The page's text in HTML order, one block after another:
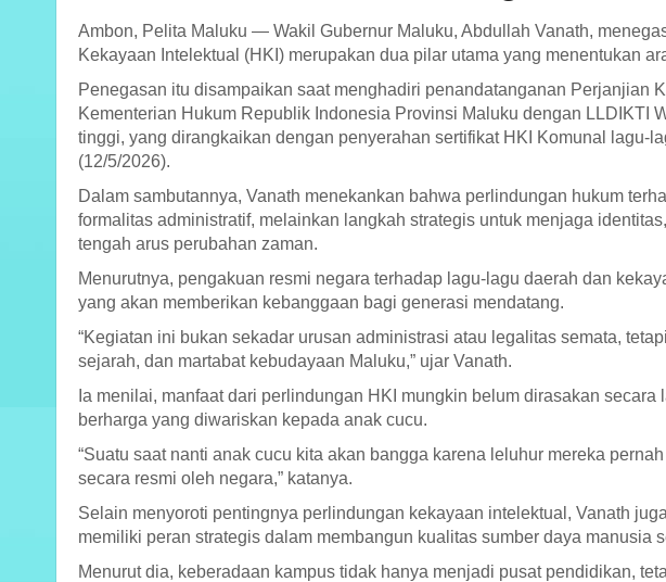
Ambon, Pelita Maluku — Wakil Gubernur Maluku, Abdullah Vanath,
Kekayaan Intelektual (HKI) merupakan dua pilar utama yang menentukan
Penegasan itu disampaikan saat menghadiri penandatanganan Perjanjian
Kementerian Hukum Republik Indonesia Provinsi Maluku dengan LLDIKTI
tinggi, yang dirangkaikan dengan penyerahan sertifikat HKI Komunal lagu-
(12/5/2026).
Dalam sambutannya, Vanath menekankan bahwa perlindungan hukum
formalitas administratif, melainkan langkah strategis untuk menjaga
tengah arus perubahan zaman.
Menurutnya, pengakuan resmi negara terhadap lagu-lagu daerah dan
yang akan memberikan kebanggaan bagi generasi mendatang.
“Kegiatan ini bukan sekadar urusan administrasi atau legalitas semata,
sejarah, dan martabat kebudayaan Maluku,” ujar Vanath.
Ia menilai, manfaat dari perlindungan HKI mungkin belum dirasakan
berharga yang diwariskan kepada anak cucu.
“Suatu saat nanti anak cucu kita akan bangga karena leluhur mereka
secara resmi oleh negara,” katanya.
Selain menyoroti pentingnya perlindungan kekayaan intelektual, Vanath
memiliki peran strategis dalam membangun kualitas sumber daya manusia
Menurut dia, keberadaan kampus tidak hanya menjadi pusat pendidikan,